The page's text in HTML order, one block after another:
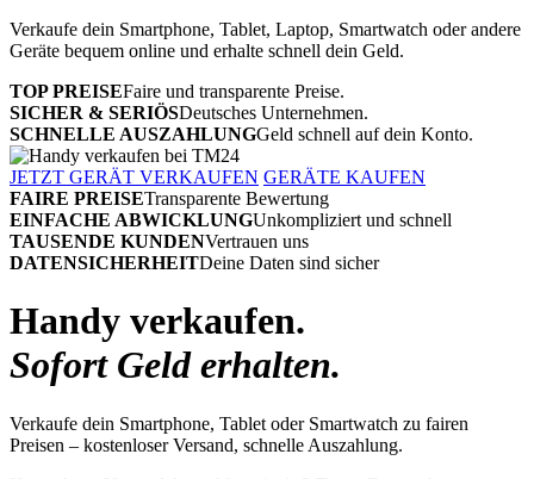
Verkaufe dein Smartphone, Tablet, Laptop, Smartwatch oder andere
Geräte bequem online und erhalte schnell dein Geld.
TOP PREISEFaire und transparente Preise.
SICHER & SERIÖSDeutsches Unternehmen.
SCHNELLE AUSZAHLUNGGeld schnell auf dein Konto.
JETZT GERÄT VERKAUFEN GERÄTE KAUFEN
FAIRE PREISETransparente Bewertung
EINFACHE ABWICKLUNGUnkompliziert und schnell
TAUSENDE KUNDENVertrauen uns
DATENSICHERHEITDeine Daten sind sicher
Handy verkaufen.
Sofort Geld erhalten.
Verkaufe dein Smartphone, Tablet oder Smartwatch zu fairen
Preisen – kostenloser Versand, schnelle Auszahlung.